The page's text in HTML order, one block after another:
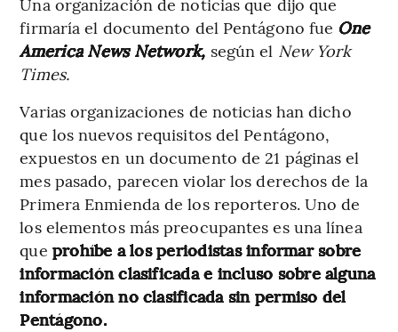
firmaría el documento del Pentágono fue One
America News Network, según el New York
Times.
Varias organizaciones de noticias han dicho
que los nuevos requisitos del Pentágono,
expuestos en un documento de 21 páginas el
mes pasado, parecen violar los derechos de la
Primera Enmienda de los reporteros. Uno de
los elementos más preocupantes es una línea
que prohíbe a los periodistas informar sobre
información clasificada e incluso sobre alguna
información no clasificada sin permiso del
Pentágono.